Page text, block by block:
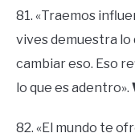
81. «Traemos
vives demuestra lo
cambiar eso. Eso
lo que es adentro».
82. «El mundo te